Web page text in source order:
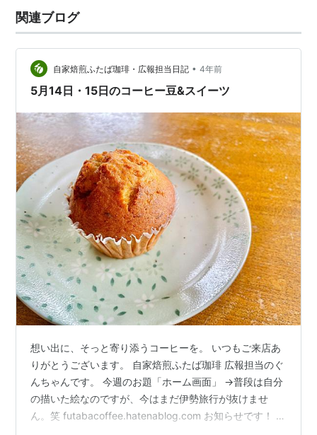
して、 1時間放置。。。 水分が 上が…
関連ブログ
自家焙煎ふたば珈琲・広報担当日記 • 4年前
5月14日・15日のコーヒー豆&スイーツ
想い出に、そっと寄り添うコーヒーを。 いつもご来店あ
りがとうございます。 自家焙煎ふたば珈琲 広報担当のぐ
んちゃんです。 今週のお題「ホーム画面」 →普段は自分
の描いた絵なのですが、今はまだ伊勢旅行が抜けませ
ん。笑 futabacoffee.hatenablog.com お知らせです！ 当